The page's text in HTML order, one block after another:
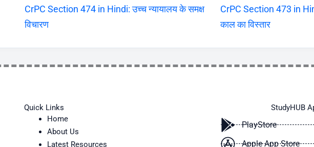
CrPC Section 474 in Hindi: उच्च न्यायालय के समक्ष
विचारण
CrPC Section 473 in
काल का विस्तार
Quick Links
Home
About Us
Latest Resources
StudyHUB
PlayStore
Apple App Store